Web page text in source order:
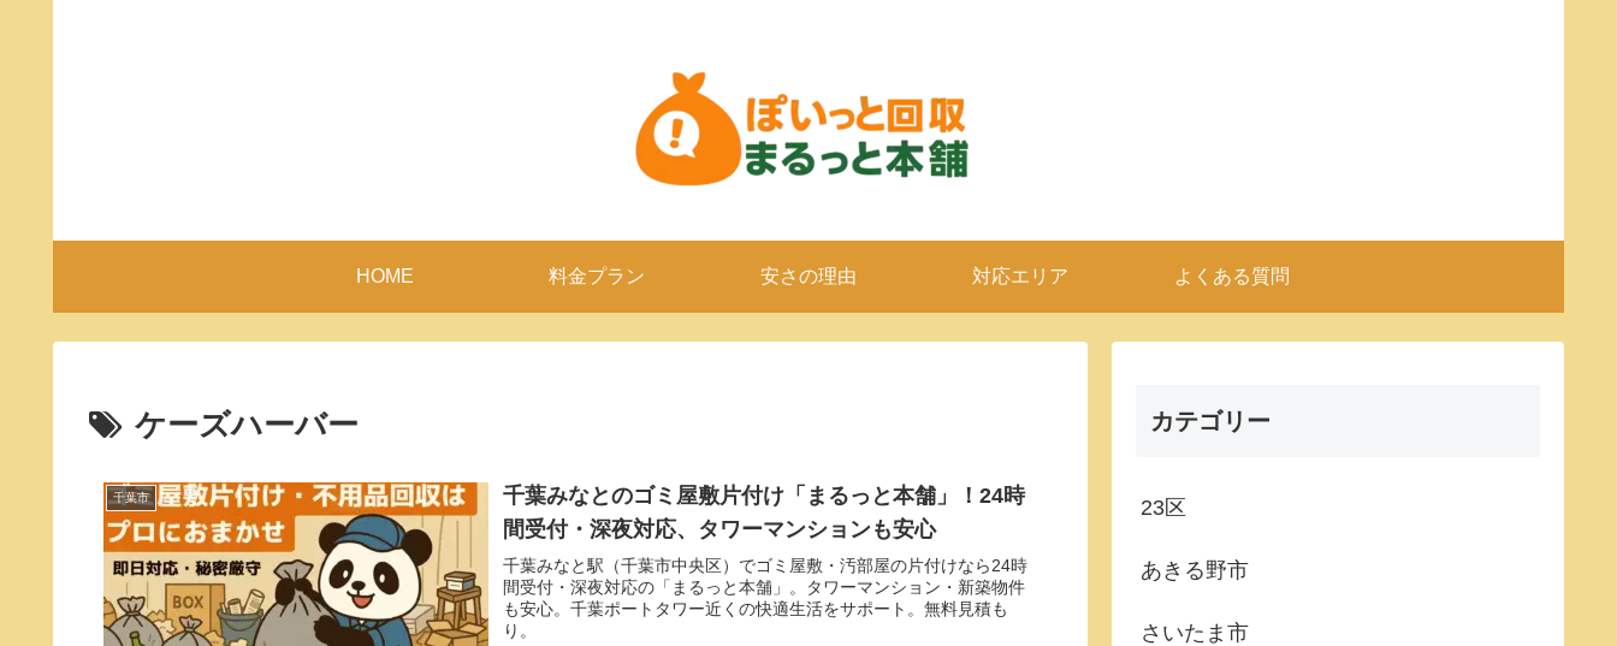
HOME 料金プラン 安さの理由 対応エリア よくある質問
ケーズハーバー
千葉市
千葉みなとのゴミ屋敷片付け「まるっと本舗」！24時
間受付・深夜対応、タワーマンションも安心
千葉みなと駅（千葉市中央区）でゴミ屋敷・汚部屋の片付けなら24時
間受付・深夜対応の「まるっと本舗」。タワーマンション・新築物件
も安心。千葉ポートタワー近くの快適生活をサポート。無料見積も
り。
カテゴリー
23区
あきる野市
さいたま市